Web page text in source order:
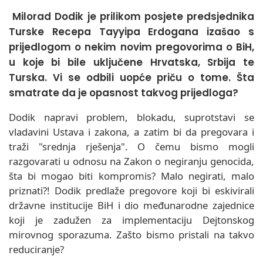
Milorad Dodik je prilikom posjete predsjednika
Turske Recepa Tayyipa Erdogana izašao s
prijedlogom o nekim novim pregovorima o BiH,
u koje bi bile uključene Hrvatska, Srbija te
Turska. Vi se odbili uopće priču o tome. Šta
smatrate da je opasnost takvog prijedloga?
Dodik napravi problem, blokadu, suprotstavi se
vladavini Ustava i zakona, a zatim bi da pregovara i
traži "srednja rješenja". O čemu bismo mogli
razgovarati u odnosu na Zakon o negiranju genocida,
šta bi mogao biti kompromis? Malo negirati, malo
priznati?! Dodik predlaže pregovore koji bi eskivirali
državne institucije BiH i dio međunarodne zajednice
koji je zadužen za implementaciju Dejtonskog
mirovnog sporazuma. Zašto bismo pristali na takvo
reduciranje?